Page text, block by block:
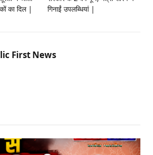
का दिल |
गिनाईं उपलब्धियां |
First News